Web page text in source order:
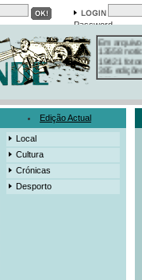
Password
13558
19421
385
3206
525
Edição Actual
Local
Cultura
Crónicas
Desporto